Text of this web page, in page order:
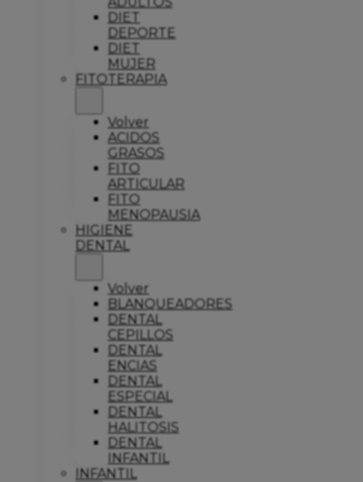
DIET
DEPORTE
DIET
MUJER
FITOTERAPIA
Volver
ACIDOS
GRASOS
FITO
ARTICULAR
FITO
MENOPAUSIA
HIGIENE
DENTAL
Volver
BLANQUEADORES
DENTAL
CEPILLOS
DENTAL
ENCIAS
DENTAL
ESPECIAL
DENTAL
HALITOSIS
DENTAL
INFANTIL
INFANTIL